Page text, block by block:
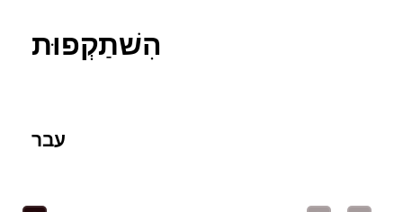
הִשׁתַקְפוּת
עבר